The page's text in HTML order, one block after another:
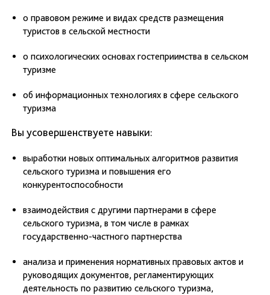
о правовом режиме и видах средств размещения
туристов в сельской местности
о психологических основах гостеприимства в сельском
туризме
об информационных технологиях в сфере сельского
туризма
Вы усовершенствуете навыки:
выработки новых оптимальных алгоритмов развития
сельского туризма и повышения его
конкурентоспособности
взаимодействия с другими партнерами в сфере
сельского туризма, в том числе в рамках
государственно-частного партнерства
анализа и применения нормативных правовых актов и
руководящих документов, регламентирующих
деятельность по развитию сельского туризма,